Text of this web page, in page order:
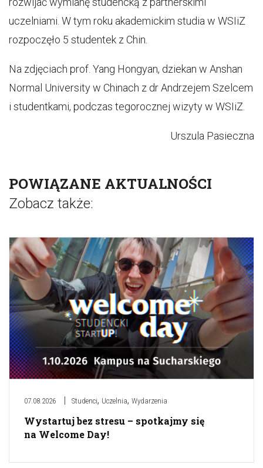
uczelniami. W tym roku akademickim studia w WSIiZ
rozpoczęło 5 studentek z Chin.
Na zdjęciach prof. Yang Hongyan, dziekan w Anshan
Normal University w Chinach z dr Andrzejem Szelcem
i studentkami, podczas tegorocznej wizyty w WSIiZ.
Urszula Pasieczna
POWIĄZANE AKTUALNOŚCI
Zobacz także:
07.08.2026 Studenci, Uczelnia, Wydarzenia
Wystartuj bez stresu – spotkajmy się
na Welcome Day!